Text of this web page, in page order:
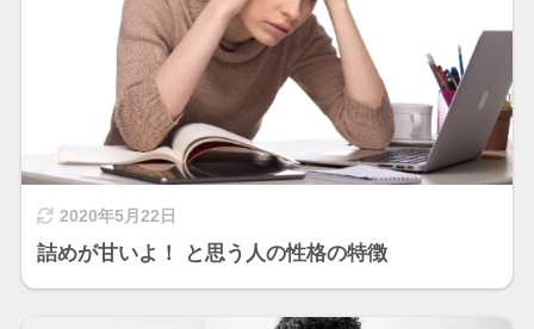
2020年5月22日
詰めが甘いよ！ と思う人の性格の特徴